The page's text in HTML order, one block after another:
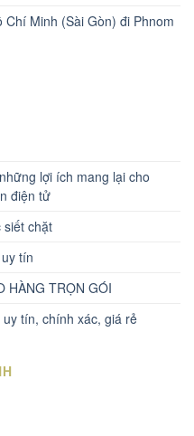
Minh (Sài Gòn) đi Phnom
lợi ích mang lại cho
điện tử
siết chặt
tín
HÀNG TRỌN GÓI
tín, chính xác, giá rẻ